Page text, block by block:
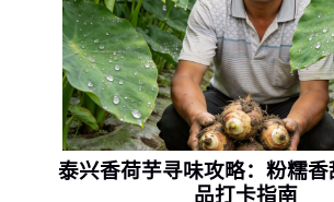
泰兴香荷芋寻味攻略：粉糯
品打卡指南